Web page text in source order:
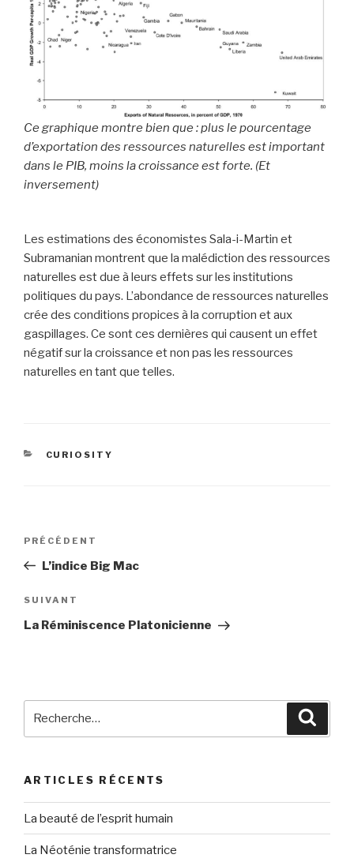
Ce graphique montre bien que : plus le pourcentage
d’exportation des ressources naturelles est important
dans le PIB, moins la croissance est forte. (Et
inversement)
Les estimations des économistes Sala-i-Martin et
Subramanian montrent que la malédiction des ressources
naturelles est due à leurs effets sur les institutions
politiques du pays. L’abondance de ressources naturelles
crée des conditions propices à la corruption et aux
gaspillages. Ce sont ces dernières qui causent un effet
négatif sur la croissance et non pas les ressources
naturelles en tant que telles.
CATÉGORIES
CURIOSITY
Navigation
l’article
Article
précédent
PRÉCÉDENT
L’indice Big Mac
Article
suivant
SUIVANT
La Réminiscence Platonicienne
ARTICLES RÉCENTS
La beauté de l’esprit humain
La Néoténie transformatrice